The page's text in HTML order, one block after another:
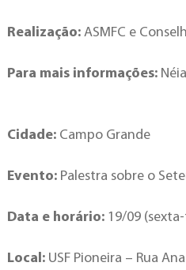
Realização: ASMFC e
Para mais informações:
Cidade: Campo Grande
Evento: Palestra sobre o
Data e horário: 19/09
Local: USF Pioneira – Rua